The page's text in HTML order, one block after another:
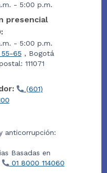
- 5:00 p.m.
presencial
- 5:00 p.m.
55-65 , Bogotá
111071
(601)
anticorrupción:
Basadas en
01 8000 114060